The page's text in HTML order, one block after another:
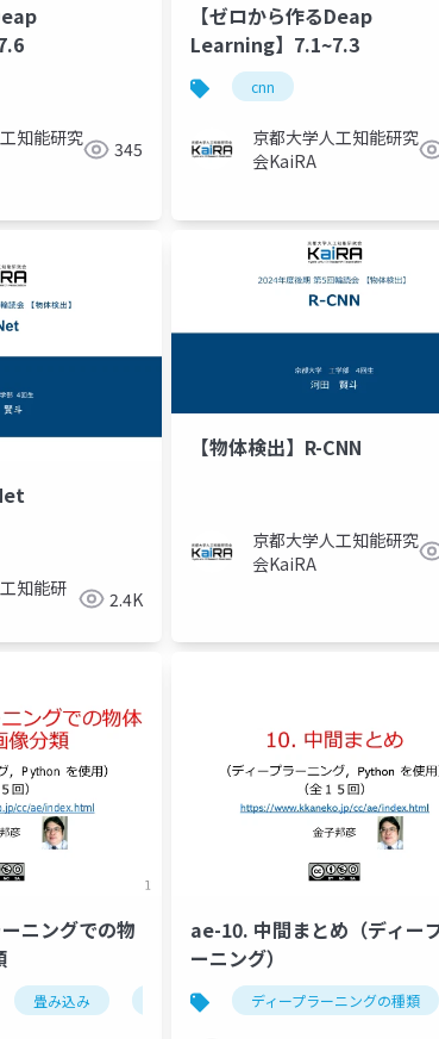
知能研究
345
【ゼロから作るDeap
Learning】7.1~7.3
cnn
京都大学人工知能研究
会KaiRA
知能研
2.4K
【物体検出】R-CNN
京都大学人工知能研究
会KaiRA
ニングでの物
畳み込み 畳み込みニューラルネットワーク
ae-10. 中間まとめ（ディー
ーニング）
ディープラーニングの種類